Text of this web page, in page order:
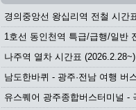
나주역 열차 시간표 (2026.2.28~)